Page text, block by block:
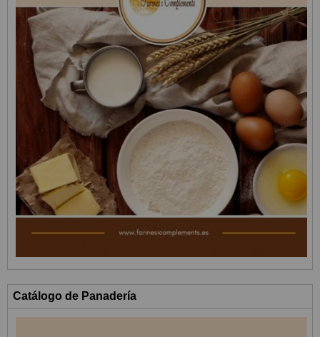
Catálogo de Panadería